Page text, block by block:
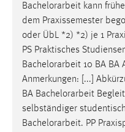
Bachelorarbeit kann
dem Praxissemester
oder ÜbL *2) *2) je 1
PS Praktisches
Bachelorarbeit 10 BA BA
Anmerkungen: [...]
BA Bachelorarbeit
selbständiger
Bachelorarbeit. PP
Name:
fe_user, be_user,
Zweck:
Dieser Cookie ist
einloggen zu können.
Cookie Laufzeit:
24 Stunden